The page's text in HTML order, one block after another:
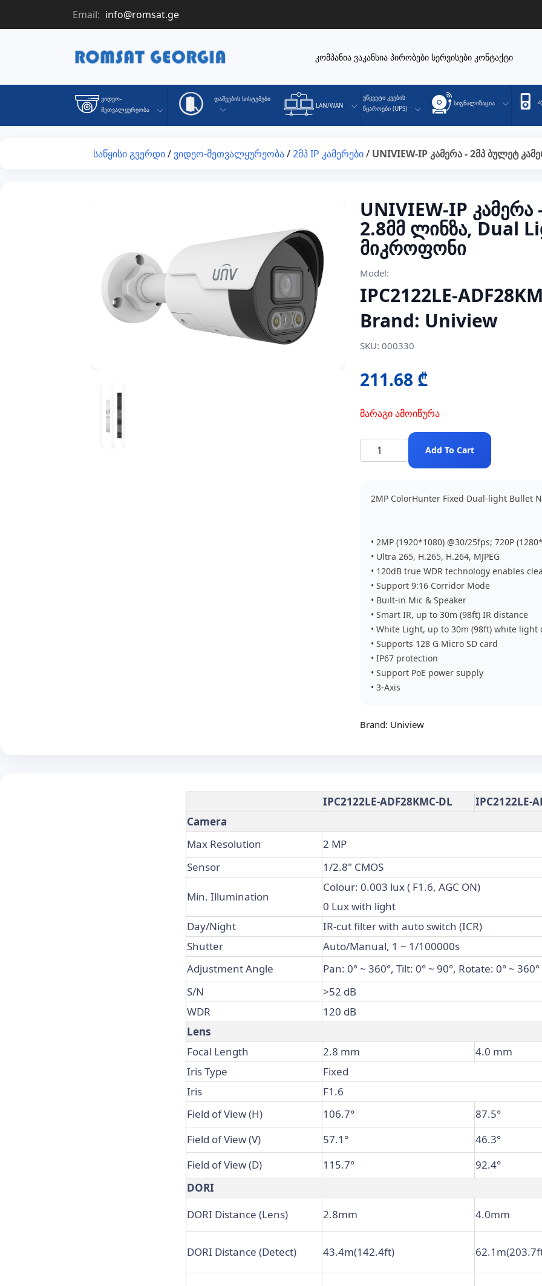
Email: info@romsat.ge
კომპანია ვაკანსია პირობები სერვისები კონტაქტი
Ვიდეო-
Მეთვალყურეობა
Დაშვების Სისტემები
LAN/WAN
Უწყვეტი Კვების
Წყაროები (UPS)
Სიგნალიზაცია
საწყისი გვერდი/ ვიდეო-მეთვალყურეობა/2მპ IP კამერები/ UNIVIEW-IP კამერა - 2მპ ბულეტ
UNIVIEW-IP
2.8მმ ლინზა, Dual
მიკროფონი
Model:
IPC2122LE-
Brand: Uniview
SKU: 000330
211.68 ₾
მარაგი ამოიწურა
Add To Cart
2MP ColorHunter Fixed Dual-light Bullet
• 2MP (1920*1080) @30/25fps; 720P
• Ultra 265, H.265, H.264, MJPEG
• 120dB true WDR technology enables
• Support 9:16 Corridor Mode
• Built-in Mic & Speaker
• Smart IR, up to 30m (98ft) IR distance
• White Light, up to 30m (98ft) white light
• Supports 128 G Micro SD card
• IP67 protection
• Support PoE power supply
• 3-Axis
Brand: Uniview
IPC2122LE-ADF28KMC-DL
IPC2122LE-
Camera
Max Resolution
2 MP
Sensor
1/2.8" CMOS
Min. Illumination
Colour: 0.003 lux ( F1.6, AGC ON)
0 Lux with light
Day/Night
IR-cut filter with auto switch (ICR)
Shutter
Auto/Manual, 1 ~ 1/100000s
Adjustment Angle
Pan: 0° ~ 360°, Tilt: 0° ~ 90°, Rotate: 0° ~ 360°
S/N
>52 dB
WDR
120 dB
Lens
Focal Length
2.8 mm
4.0 mm
Iris Type
Fixed
Iris
F1.6
Field of View (H)
106.7°
87.5°
Field of View (V)
57.1°
46.3°
Field of View (D)
115.7°
92.4°
DORI
DORI Distance (Lens)
2.8mm 4.0mm
DORI Distance (Detect) 43.4m(142.4ft)